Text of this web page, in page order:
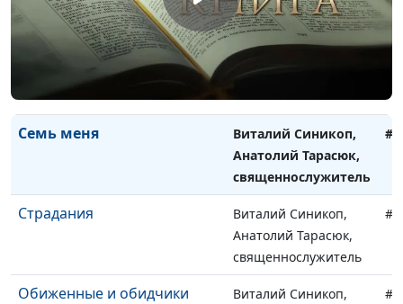
священнослужитель
Отношение родителей к
Виталий Синикоп,
Анатолий Тарасюк,
священнослужитель
Семь меня
Виталий Синикоп,
Анатолий Тарасюк,
священнослужитель
Страдания
Виталий Синикоп,
Анатолий Тарасюк,
священнослужитель
Обиженные и обидчики
Виталий Синикоп,